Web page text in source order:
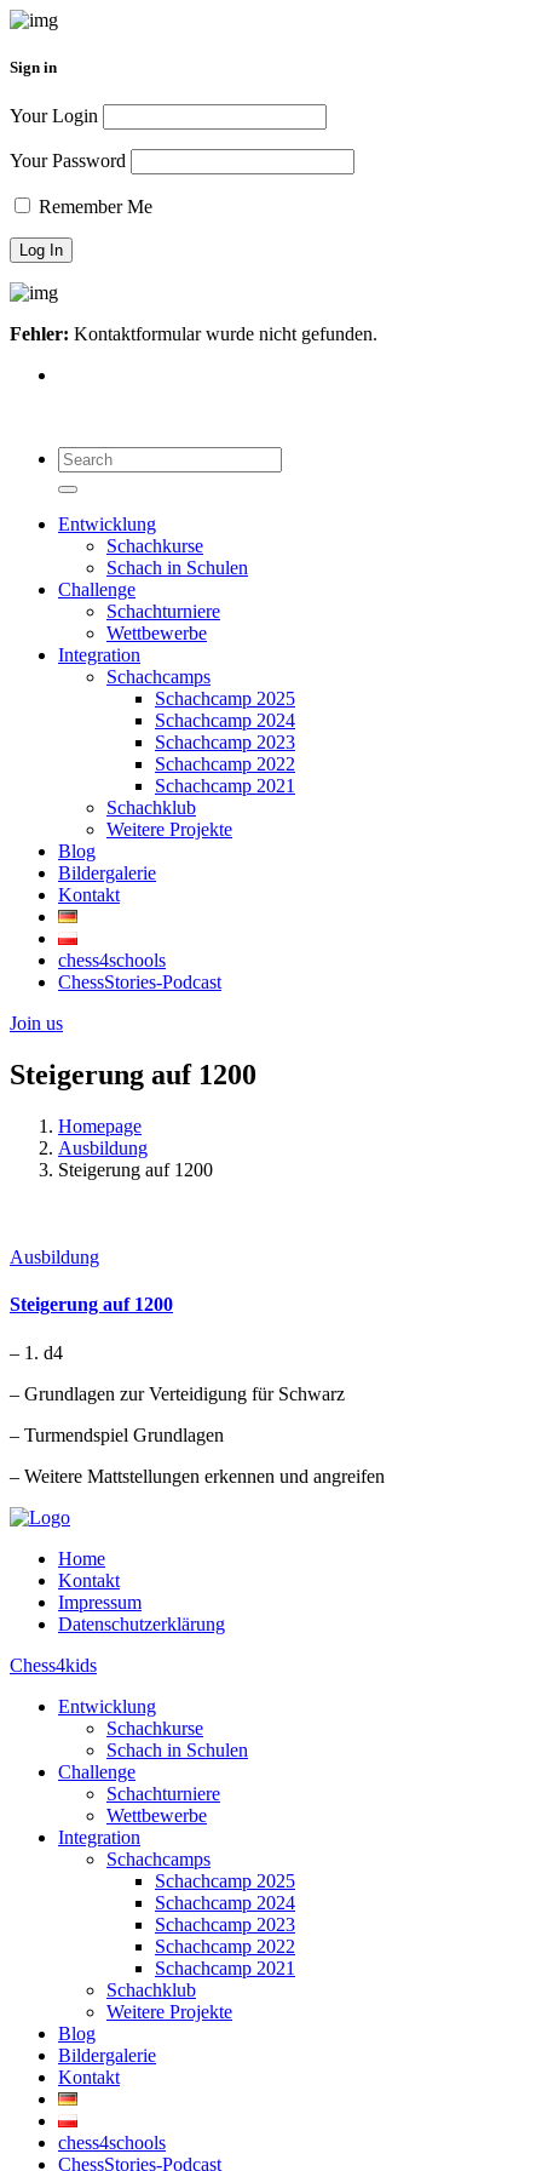
Sign in
Your Login
Your Password
Remember Me
Fehler: Kontaktformular wurde nicht gefunden.
Search
for:
Search
Entwicklung
Schachkurse
Schach in Schulen
Challenge
Schachturniere
Wettbewerbe
Integration
Schachcamps
Schachcamp 2025
Schachcamp 2024
Schachcamp 2023
Schachcamp 2022
Schachcamp 2021
Schachklub
Weitere Projekte
Blog
Bildergalerie
Kontakt
chess4schools
ChessStories-Podcast
Join us
Steigerung auf 1200
Homepage
Ausbildung
Steigerung auf 1200
Ausbildung
Steigerung auf 1200
– 1. d4
– Grundlagen zur Verteidigung für Schwarz
– Turmendspiel Grundlagen
– Weitere Mattstellungen erkennen und angreifen
Home
Kontakt
Impressum
Datenschutzerklärung
Chess4kids
Entwicklung
Schachkurse
Schach in Schulen
Challenge
Schachturniere
Wettbewerbe
Integration
Schachcamps
Schachcamp 2025
Schachcamp 2024
Schachcamp 2023
Schachcamp 2022
Schachcamp 2021
Schachklub
Weitere Projekte
Blog
Bildergalerie
Kontakt
chess4schools
ChessStories-Podcast